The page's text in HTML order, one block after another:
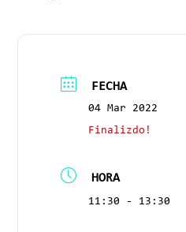
FECHA
04 Mar 2022
Finalizdo!
HORA
11:30 - 13:30